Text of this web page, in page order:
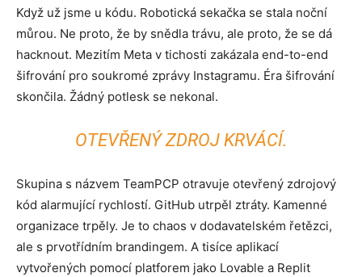
Když už jsme u kódu. Robotická sekačka se stala noční
můrou. Ne proto, že by snědla trávu, ale proto, že se dá
hacknout. Mezitím Meta v tichosti zakázala end-to-end
šifrování pro soukromé zprávy Instagramu. Éra šifrování
skončila. Žádný potlesk se nekonal.
OTEVŘENÝ ZDROJ KRVÁCÍ.
Skupina s názvem TeamPCP otravuje otevřený zdrojový
kód alarmující rychlostí. GitHub utrpěl ztráty. Kamenné
organizace trpěly. Je to chaos v dodavatelském řetězci,
ale s prvotřídním brandingem. A tisíce aplikací
vytvořených pomocí platforem jako Lovable a Replit